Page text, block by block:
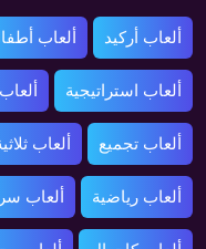
ألعاب أركيد ألعاب
ألعاب استراتيجية
ألعاب تجميع ألعاب
ألعاب رياضية ألعاب